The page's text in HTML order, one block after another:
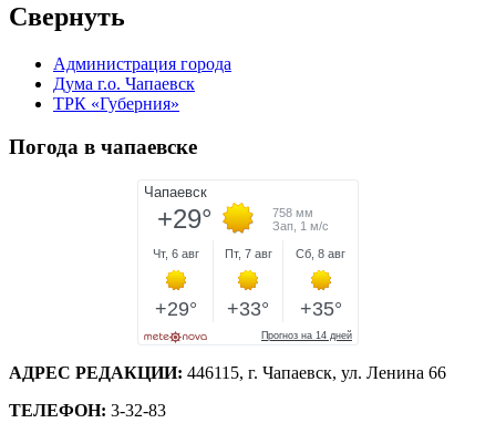
Свернуть
Администрация города
Дума г.о. Чапаевск
ТРК «Губерния»
Погода в чапаевске
АДРЕС РЕДАКЦИИ: 446115, г. Чапаевск, ул. Ленина 66
ТЕЛЕФОН: 3-32-83